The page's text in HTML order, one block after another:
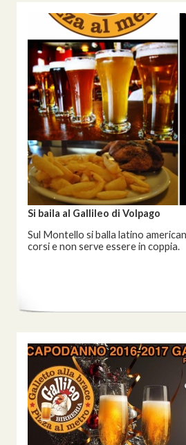
Si baila al Gallileo di Volpago
Sul Montello si balla latino
corsi e non serve essere in coppia.